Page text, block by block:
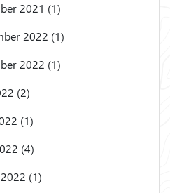
2021 (1)
2022 (1)
2022 (1)
(2)
(1)
(4)
(1)